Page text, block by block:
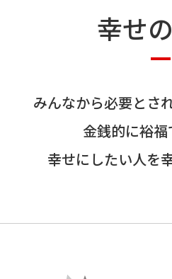
幸せ
みんなから必要とさ
金銭的に裕
幸せにしたい人を